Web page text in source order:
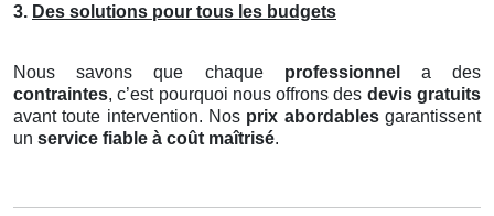
3. Des solutions pour tous les budgets
Nous savons que chaque professionnel
a des
contraintes, c’est pourquoi nous offrons des devis gratuits
avant toute intervention. Nos prix abordablesgarantissent
un service fiable à coût maîtrisé.